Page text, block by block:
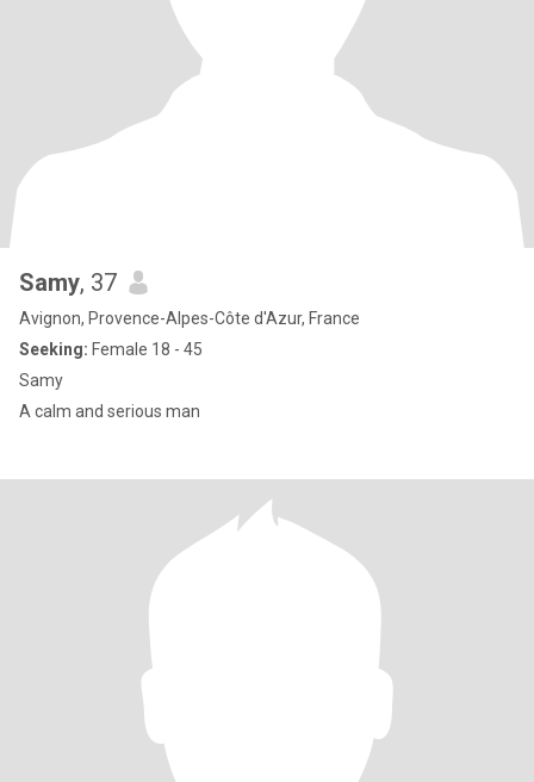
Samy, 37
Avignon, Provence-Alpes-Côte d'Azur, France
Seeking: Female 18 - 45
Samy
A calm and serious man